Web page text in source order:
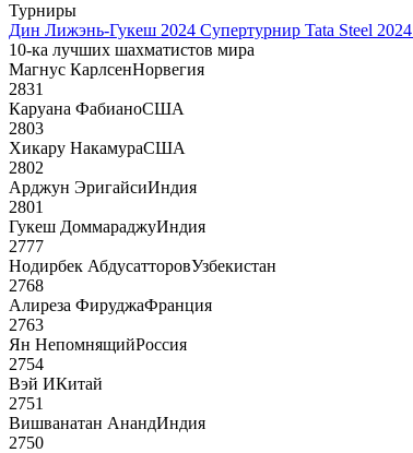
Турниры
Дин Лижэнь-Гукеш 2024 Супертурнир Tata Steel 2024
10-ка лучших шахматистов мира
Магнус КарлсенНорвегия
2831
Каруана ФабианоСША
2803
Хикару НакамураСША
2802
Арджун ЭригайсиИндия
2801
Гукеш ДоммараджуИндия
2777
Нодирбек АбдусатторовУзбекистан
2768
Алиреза ФируджаФранция
2763
Ян НепомнящийРоссия
2754
Вэй ИКитай
2751
Вишванатан АнандИндия
2750